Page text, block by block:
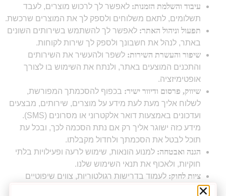
עיבוד והשלמת הזמנות: לאפשר לך לרכוש מוצרים, לעבד
תשלומים, לתאם משלוחים ולספק לך את המוצרים שרכשת.
תפעול וניהול האתר: לאפשר לך להשתמש בשירותים השונים
באתר, לנהל את חשבונך ולספק לך שירות לקוחות.
שיפור והעשרת השירות: לשפר ולהעשיר את השירותים
והתכנים המוצעים באתר, ולנתח את השימוש בו לצורך
אופטימיזציה.
שיווק, פרסום ודיוור ישיר: בכפוף להסכמתך המפורשת,
לשלוח אליך מעת לעת מידע על מוצרים, שירותים, מבצעים
ועדכונים באמצעות דואר אלקטרוני או מסרונים (SMS).
מידע כזה ישוגר אליך רק אם נתת הסכמה לכך, ובכל עת
תוכל לבטל את הסכמתך ולחדול מקבלתו.
הגנה ואבטחה: למנוע הונאות, שימוש לרעה ופעילויות בלתי
חוקיות, ולאכוף את תנאי השימוש שלנו.
ציות לחוק: לעמוד בדרישות רגולטוריות, צווים שיפוטיים
ודרישות של רשויות מוסמכות.